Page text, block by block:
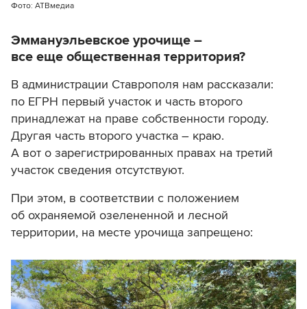
Фото: АТВмедиа
Эммануэльевское урочище –
все еще общественная территория?
В администрации Ставрополя нам рассказали:
по ЕГРН первый участок и часть второго
принадлежат на праве собственности городу.
Другая часть второго участка – краю.
А вот о зарегистрированных правах на третий
участок сведения отсутствуют.
При этом, в соответствии с положением
об охраняемой озелененной и лесной
территории, на месте урочища запрещено: